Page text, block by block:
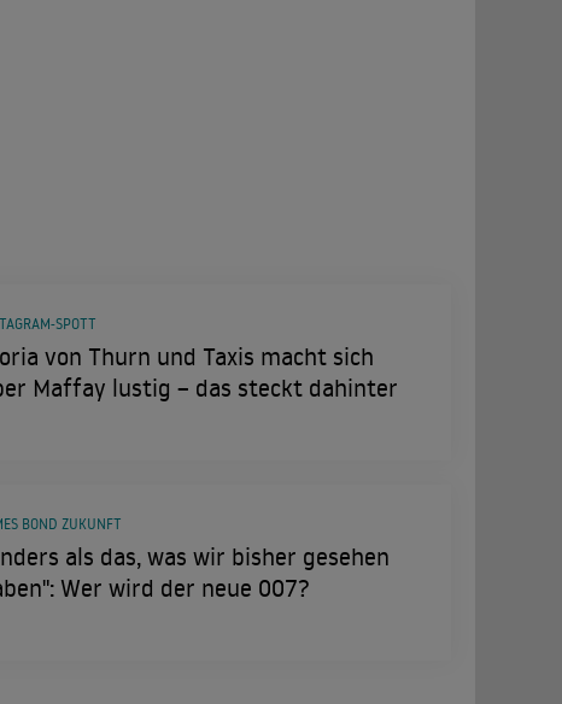
von Thurn und Taxis macht sich
Maffay lustig – das steckt dahinter
SPOTT
als das, was wir bisher gesehen
Wer wird der neue 007?
BOND ZUKUNFT